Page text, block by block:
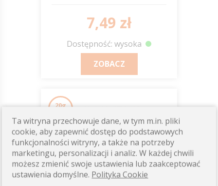
7,49 zł
Dostępność: wysoka
ZOBACZ
20g
Ta witryna przechowuje dane, w tym m.in. pliki
cookie, aby zapewnić dostęp do podstawowych
funkcjonalności witryny, a także na potrzeby
marketingu, personalizacji i analiz. W każdej chwili
możesz zmienić swoje ustawienia lub zaakceptować
ustawienia domyślne. Polityka Cookie